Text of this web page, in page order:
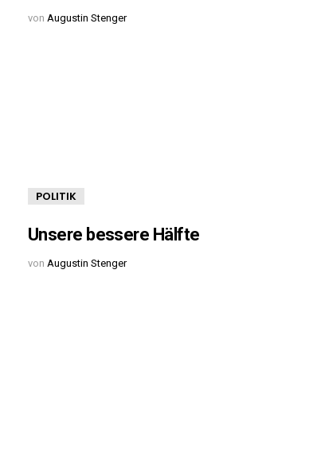
von Augustin Stenger
POLITIK
Unsere bessere Hälfte
von Augustin Stenger